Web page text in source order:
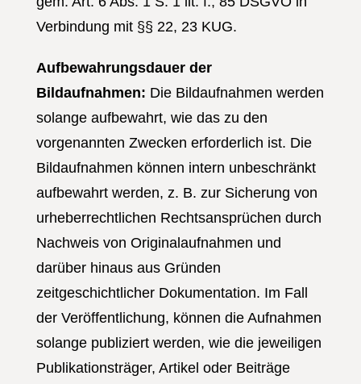
Verbindung mit §§ 22, 23 KUG.
Aufbewahrungsdauer der
Bildaufnahmen: Die Bildaufnahmen werden
solange aufbewahrt, wie das zu den
vorgenannten Zwecken erforderlich ist. Die
Bildaufnahmen können intern unbeschränkt
aufbewahrt werden, z. B. zur Sicherung von
urheberrechtlichen Rechtsansprüchen durch
Nachweis von Originalaufnahmen und
darüber hinaus aus Gründen
zeitgeschichtlicher Dokumentation. Im Fall
der Veröffentlichung, können die Aufnahmen
solange publiziert werden, wie die jeweiligen
Publikationsträger, Artikel oder Beiträge